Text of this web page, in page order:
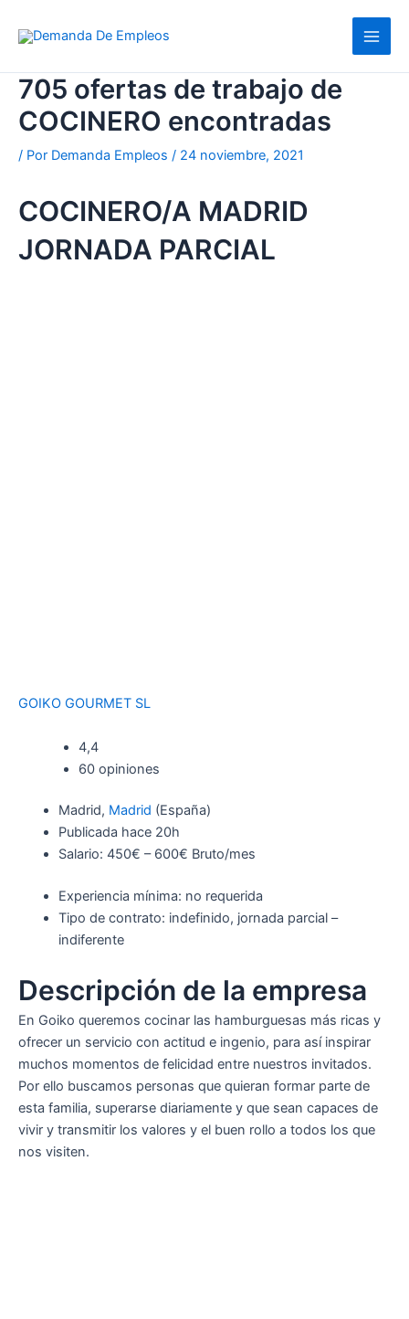
705 ofertas de trabajo de
COCINERO encontradas
/ Por Demanda Empleos / 24 noviembre, 2021
COCINERO/A MADRID
JORNADA PARCIAL
GOIKO GOURMET SL
4,4
60 opiniones
Madrid, Madrid (España)
Publicada hace 20h
Salario: 450€ – 600€ Bruto/mes
Experiencia mínima: no requerida
Tipo de contrato: indefinido, jornada parcial –
indiferente
Descripción de la empresa
En Goiko queremos cocinar las hamburguesas más ricas y
ofrecer un servicio con actitud e ingenio, para así inspirar
muchos momentos de felicidad entre nuestros invitados.
Por ello buscamos personas que quieran formar parte de
esta familia, superarse diariamente y que sean capaces de
vivir y transmitir los valores y el buen rollo a todos los que
nos visiten.